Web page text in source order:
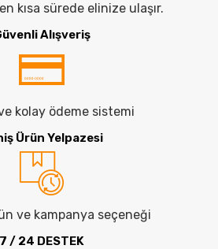
kısa sürede elinize ulaşır.
Alışveriş
kolay ödeme sistemi
Ürün Yelpazesi
ve kampanya seçeneği
7 / 24 DESTEK